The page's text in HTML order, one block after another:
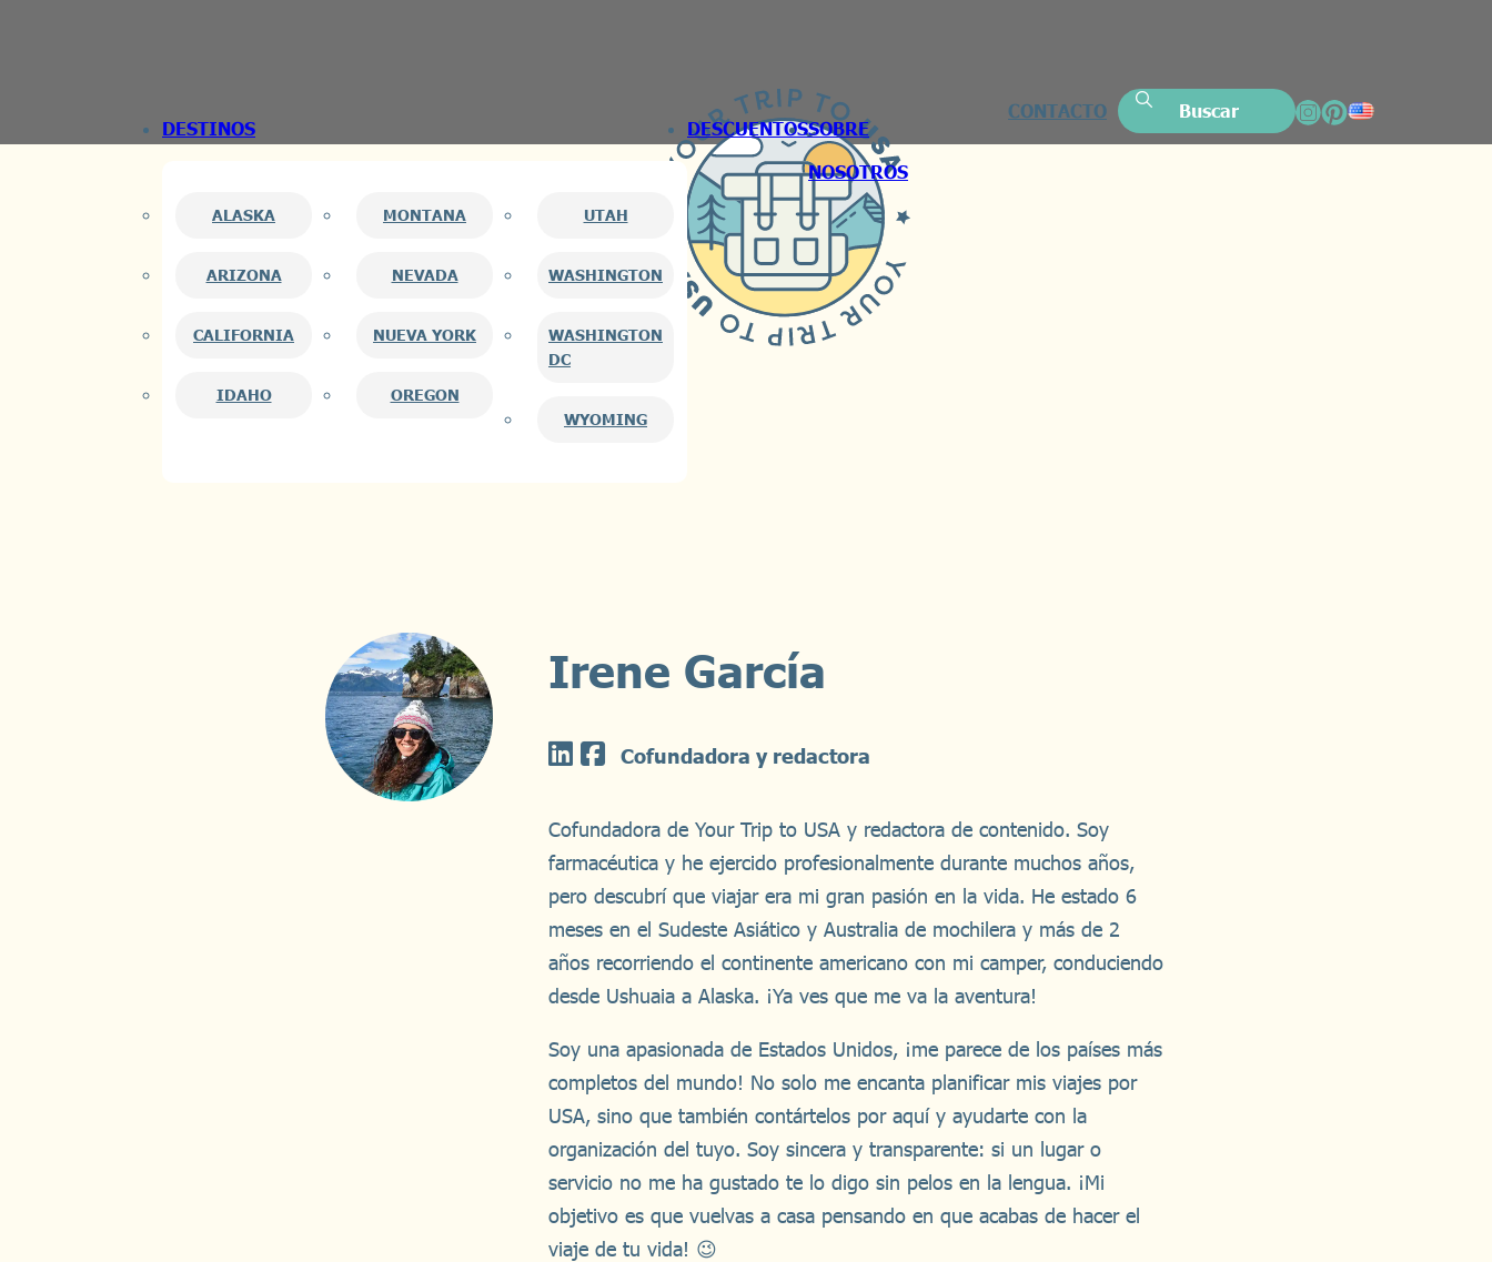
DESTINOS
ALASKA
ARIZONA
CALIFORNIA
IDAHO
MONTANA
NEVADA
NUEVA YORK
OREGON
UTAH
WASHINGTON
WASHINGTON
DC
WYOMING
DESCUENTOSSOBRE
NOSOTROS
CONTACTO
Buscar
Irene García
Cofundadora y redactora
Cofundadora de Your Trip to USA y redactora de contenido. Soy
farmacéutica y he ejercido profesionalmente durante muchos años,
pero descubrí que viajar era mi gran pasión en la vida. He estado 6
meses en el Sudeste Asiático y Australia de mochilera y más de 2
años recorriendo el continente americano con mi camper, conduciendo
desde Ushuaia a Alaska. ¡Ya ves que me va la aventura!
Soy una apasionada de Estados Unidos, ¡me parece de los países más
completos del mundo! No solo me encanta planificar mis viajes por
USA, sino que también contártelos por aquí y ayudarte con la
organización del tuyo. Soy sincera y transparente: si un lugar o
servicio no me ha gustado te lo digo sin pelos en la lengua. ¡Mi
objetivo es que vuelvas a casa pensando en que acabas de hacer el
viaje de tu vida! 😉